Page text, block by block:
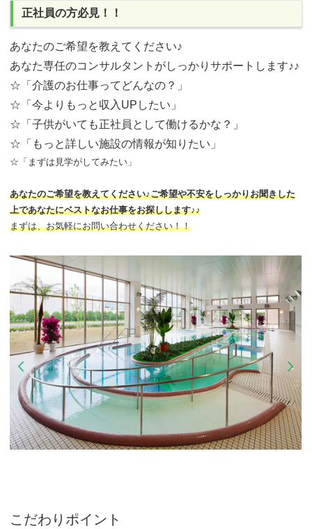
正社員の方必見！！
あなたのご希望を教えてください♪
あなた専任のコンサルタントがしっかりサポートします♪♪
☆「介護のお仕事ってどんなの？」
☆「今よりもっと収入UPしたい」
☆「子供がいても正社員として働けるかな？」
☆「もっと詳しい施設の情報が知りたい」
☆「まずは見学がしてみたい」
あなたのご希望を教えてください♪ご希望や不安をしっかりお聞きした
上であなたにベストなお仕事をお探しします♪♪
まずは、お気軽にお問い合わせください！！
こだわりポイント